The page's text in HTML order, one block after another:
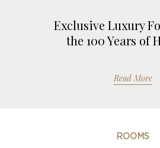
Exclusive Luxury
the 100 Years of
Read More
ROOMS